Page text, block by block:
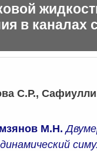
в каналах
С.Р.,
М.Н.